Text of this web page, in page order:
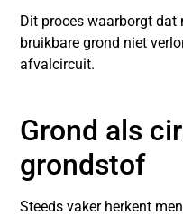
Dit proces waarborgt
bruikbare grond niet
afvalcircuit.
Grond als
grondstof
Steeds vaker herkent